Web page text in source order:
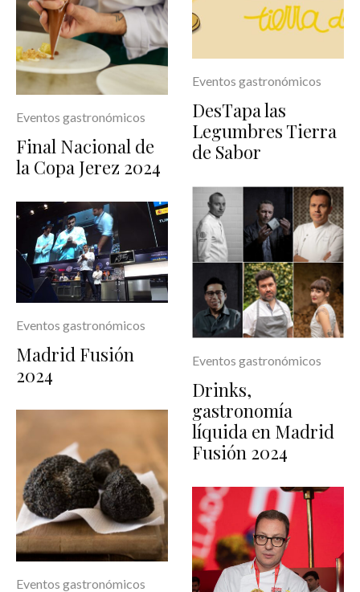
Eventos gastronómicos
Final Nacional de
la Copa Jerez 2024
Eventos gastronómicos
Madrid Fusión
2024
Eventos gastronómicos
Eventos gastronómicos
DesTapa las
Legumbres Tierra
de Sabor
Eventos gastronómicos
Drinks,
gastronomía
líquida en Madrid
Fusión 2024